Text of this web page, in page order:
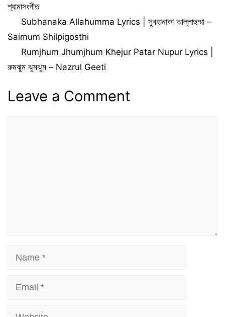
শ্যামাসংগীত
Subhanaka Allahumma Lyrics | সুবহানাকা আল্লাহুম্মা –
Saimum Shilpigosthi
Rumjhum Jhumjhum Khejur Patar Nupur Lyrics |
রুমঝুম ঝুমঝুম – Nazrul Geeti
Leave a Comment
Name
Email
Website